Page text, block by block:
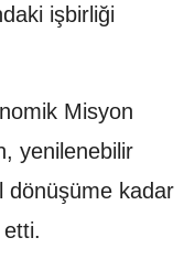
işbirliği
Misyon
yenilenebilir
dönüşüme kadar
etti.